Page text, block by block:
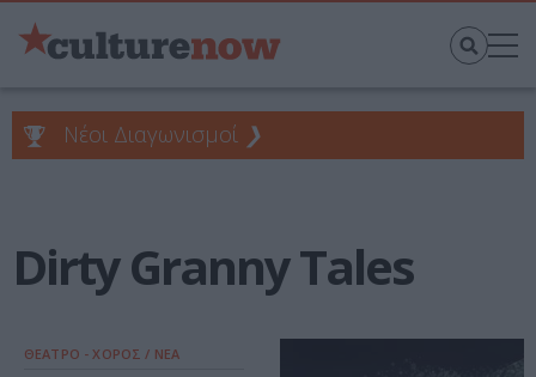
Νέοι Διαγωνισμοί ❯
Dirty Granny Tales
ΘΕΑΤΡΟ - ΧΟΡΟΣ / ΝΕΑ